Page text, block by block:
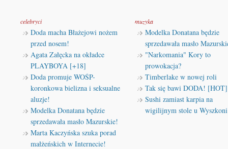
celebryci
Doda macha Błażejowi nożem
przed nosem!
Agata Załęcka na okładce
PLAYBOYA [+18]
Doda promuje WOŚP-
koronkowa bielizna i seksualne
aluzje!
Modelka Donatana będzie
sprzedawała masło Mazurskie!
Marta Kaczyńska szuka porad
małżeńskich w Internecie!
muzyka
Modelka Donatana będzie
sprzedawała masło
"Narkomania" Kory to
prowokacja?
Timberlake w nowej roli
Tak się bawi DODA! [HOT]
Sushi zamiast karpia na
wigilijnym stole u